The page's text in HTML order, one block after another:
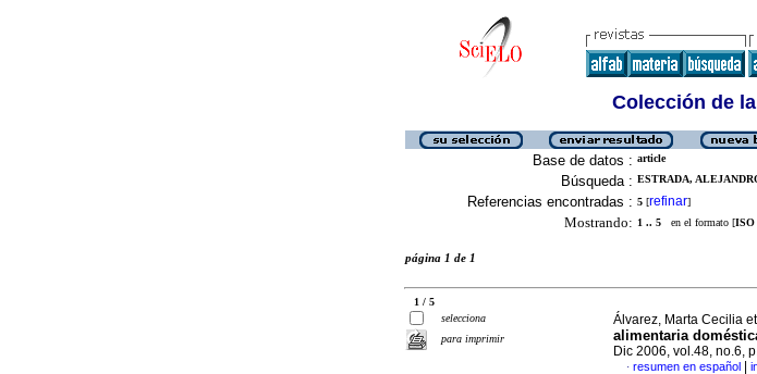
Colección de
Base de datos : article
Búsqueda : ESTRADA,
Referencias encontradas : 5 [refinar]
Mostrando: 1 .. 5 en el formato [ISO
página 1 de 1
1 / 5
selecciona
para imprimir
Álvarez, Marta Cecilia
alimentaria
Dic 2006, vol.48, no.6,
· resumen en español